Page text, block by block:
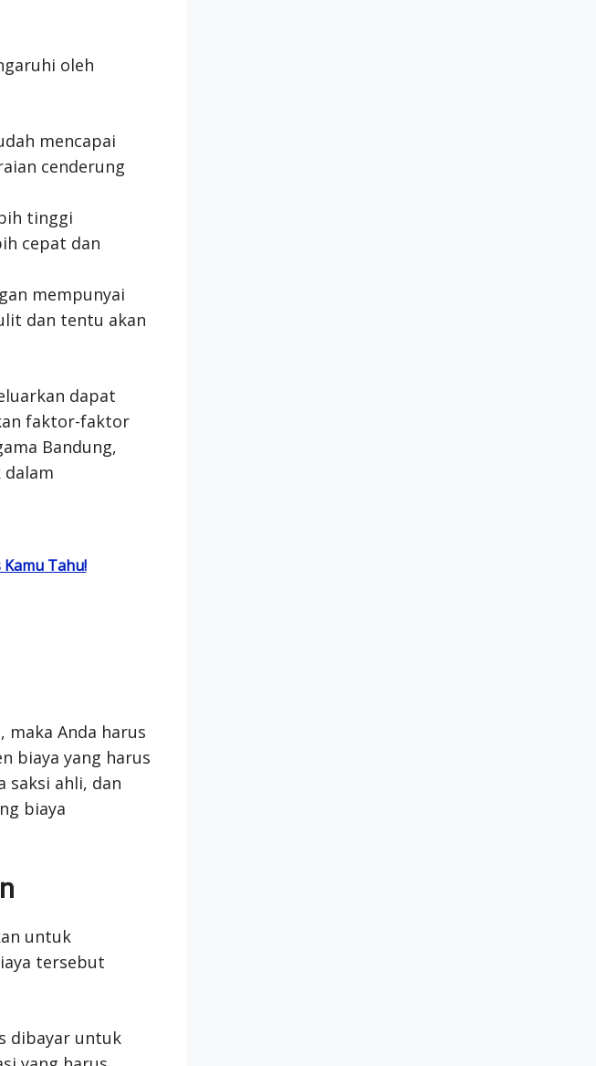
oleh
mencapai
cenderung
tinggi
cepat dan
mempunyai
dan tentu akan
dapat
faktor-faktor
Bandung,
dalam
Tahu!
maka Anda harus
biaya yang harus
saksi ahli, dan
biaya
untuk
tersebut
dibayar untuk